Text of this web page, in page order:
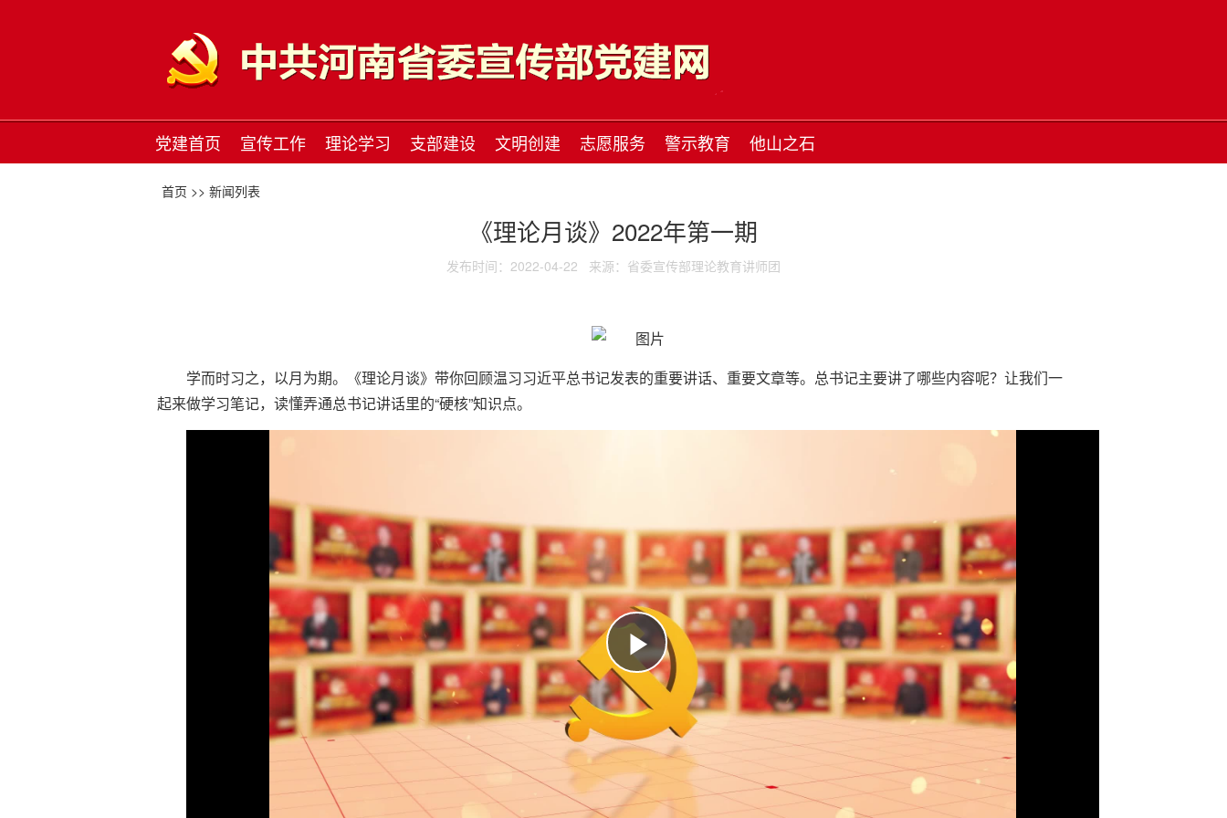
党建首页 宣传工作 理论学习 支部建设 文明创建 志愿服务 警示教育 他山之石
首页 >> 新闻列表
《理论月谈》2022年第一期
发布时间：2022-04-22 来源：省委宣传部理论教育讲师团
学而时习之，以月为期。《理论月谈》带你回顾温习习近平总书记发表的重要讲话、重要文章等。总书记主要讲了哪些内容呢？让我们一
起来做学习笔记，读懂弄通总书记讲话里的“硬核”知识点。